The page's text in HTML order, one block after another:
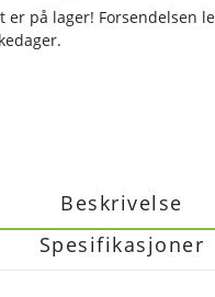
Beskrivelse
Spesifikasjoner
er på lager! Forsendelsen